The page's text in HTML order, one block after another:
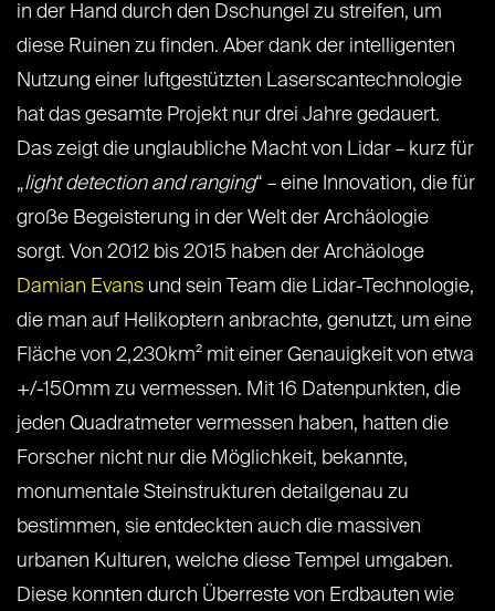
in der Hand durch den Dschungel zu streifen, um
diese Ruinen zu finden. Aber dank der intelligenten
Nutzung einer luftgestützten Laserscantechnologie
hat das gesamte Projekt nur drei Jahre gedauert.
Das zeigt die unglaubliche Macht von Lidar – kurz für
„light detection and ranging“ – eine Innovation, die für
große Begeisterung in der Welt der Archäologie
sorgt. Von 2012 bis 2015 haben der Archäologe
Damian Evans und sein Team die Lidar-Technologie,
die man auf Helikoptern anbrachte, genutzt, um eine
Fläche von 2,230km² mit einer Genauigkeit von etwa
+/-150mm zu vermessen. Mit 16 Datenpunkten, die
jeden Quadratmeter vermessen haben, hatten die
Forscher nicht nur die Möglichkeit, bekannte,
monumentale Steinstrukturen detailgenau zu
bestimmen, sie entdeckten auch die massiven
urbanen Kulturen, welche diese Tempel umgaben.
Diese konnten durch Überreste von Erdbauten wie